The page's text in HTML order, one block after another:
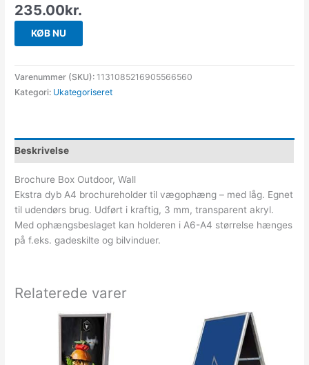
235.00kr.
KØB NU
Varenummer (SKU): 1131085216905566560
Kategori: Ukategoriseret
Beskrivelse
Brochure Box Outdoor, Wall
Ekstra dyb A4 brochureholder til vægophæng – med låg. Egnet
til udendørs brug. Udført i kraftig, 3 mm, transparent akryl.
Med ophængsbeslaget kan holderen i A6-A4 størrelse hænges
på f.eks. gadeskilte og bilvinduer.
Relaterede varer